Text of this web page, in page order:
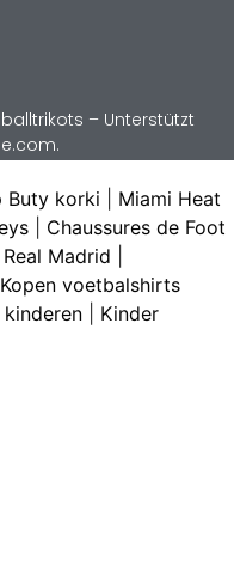
– Unterstützt
Buty korki
Miami Heat
Chaussures de Foot
Madrid
Kopen voetbalshirts
Kinder